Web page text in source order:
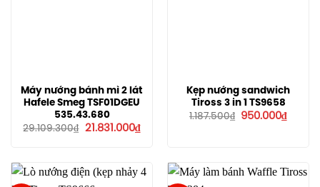
Máy nướng bánh mì 2 lát
Hafele Smeg TSF01DGEU
535.43.680
29.109.300₫
Giá
21.831.000₫Giá
21.831.000₫.
Kẹp nướng sandwich
Tiross 3 in 1 TS9658
1.187.500₫
Giá
950.000₫Giá